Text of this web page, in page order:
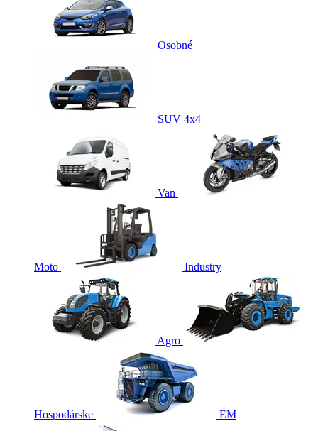
Osobné
SUV 4x4
Van
Moto Industry
Agro
Hospodárske EM